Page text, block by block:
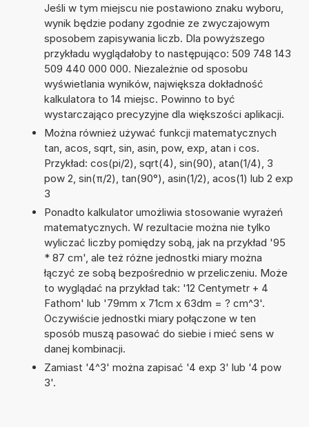
Jeśli w tym miejscu nie postawiono znaku wyboru,
wynik będzie podany zgodnie ze zwyczajowym
sposobem zapisywania liczb. Dla powyższego
przykładu wyglądałoby to następująco: 509 748 143
509 440 000 000. Niezależnie od sposobu
wyświetlania wyników, największa dokładność
kalkulatora to 14 miejsc. Powinno to być
wystarczająco precyzyjne dla większości aplikacji.
Można również używać funkcji matematycznych
tan, acos, sqrt, sin, asin, pow, exp, atan i cos.
Przykład: cos(pi/2), sqrt(4), sin(90), atan(1/4), 3
pow 2, sin(π/2), tan(90°), asin(1/2), acos(1) lub 2 exp
3
Ponadto kalkulator umożliwia stosowanie wyrażeń
matematycznych. W rezultacie można nie tylko
wyliczać liczby pomiędzy sobą, jak na przykład '95
* 87 cm', ale też różne jednostki miary można
łączyć ze sobą bezpośrednio w przeliczeniu. Może
to wyglądać na przykład tak: '12 Centymetr + 4
Fathom' lub '79mm x 71cm x 63dm = ? cm^3'.
Oczywiście jednostki miary połączone w ten
sposób muszą pasować do siebie i mieć sens w
danej kombinacji.
Zamiast '4^3' można zapisać '4 exp 3' lub '4 pow
3'.